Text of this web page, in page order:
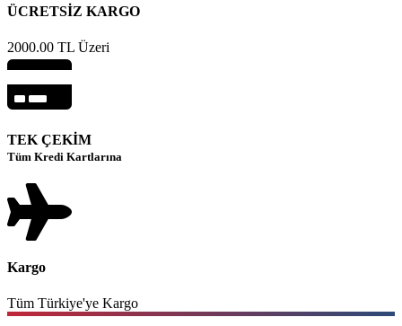
ÜCRETSİZ KARGO
2000.00 TL Üzeri
TEK ÇEKİM
Tüm Kredi Kartlarına
Kargo
Tüm Türkiye'ye Kargo